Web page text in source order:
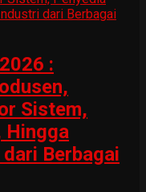
:
Sistem,
Hingga
Berbagai